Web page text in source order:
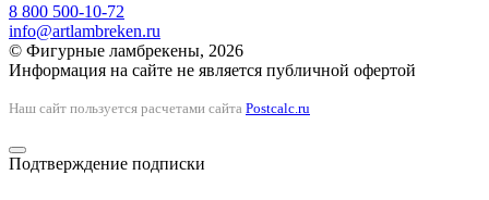
8 800 500-10-72
info@artlambreken.ru
© Фигурные ламбрекены, 2026
Информация на сайте не является публичной офертой
Наш сайт пользуется расчетами сайта Postcalc.ru
Подтверждение подписки